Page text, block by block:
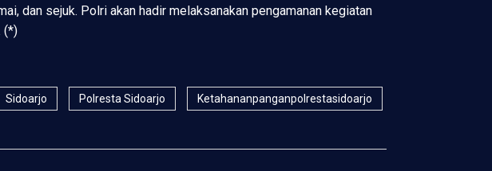
dan sejuk. Polri akan hadir melaksanakan pengamanan kegiatan
(*)
Sidoarjo Polresta Sidoarjo Ketahananpanganpolrestasidoarjo